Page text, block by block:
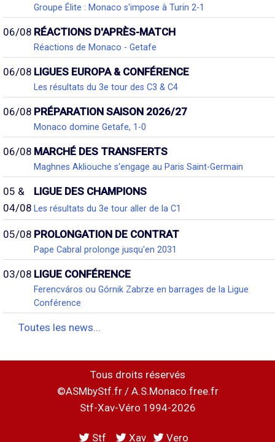
Groupe Élite : Monaco s'impose à Turin 2-1
06/08 RÉACTIONS D'APRÈS-MATCH
Réactions de Monaco - Getafe
06/08 LIGUES EUROPA & CONFÉRENCE
Les résultats du 3e tour des C3 & C4
06/08 PRÉPARATION SAISON 2026/27
Monaco domine Getafe, 1-0
06/08 MARCHÉ DES TRANSFERTS
Maghnes Akliouche s'engage au Paris Saint-Germain
05 &
04/08
LIGUE DES CHAMPIONS
Les résultats du 3e tour aller de la C1
05/08 PROLONGATION DE CONTRAT
Pape Cabral prolonge jusqu'en 2031
03/08 LIGUE CONFÉRENCE
Ferencváros ou Górnik Zabrze en barrages de la Ligue
Conférence
Toutes les news...
Tous droits réservés
©ASMbyStf.fr / A.S.Monaco.free.fr
Stf-Xav-Véro 1994-2026
Stf Xav Vero